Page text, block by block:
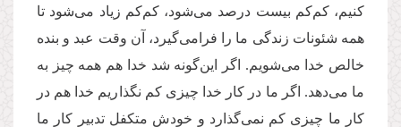
کنیم، کم‌کم بیست درصد می‌شود، کم‌کم زیاد می‌شود تا
همه شئونات زندگی ما را فرامی‌گیرد، آن وقت عبد و بنده
خالص خدا می‌شویم. اگر این‌گونه شد خدا هم همه چیز به
ما می‌دهد. اگر ما در کار خدا چیزی کم نگذاریم خدا هم در
کار ما چیزی کم نمی‌گذارد و خودش متکفل تدبیر کار ما